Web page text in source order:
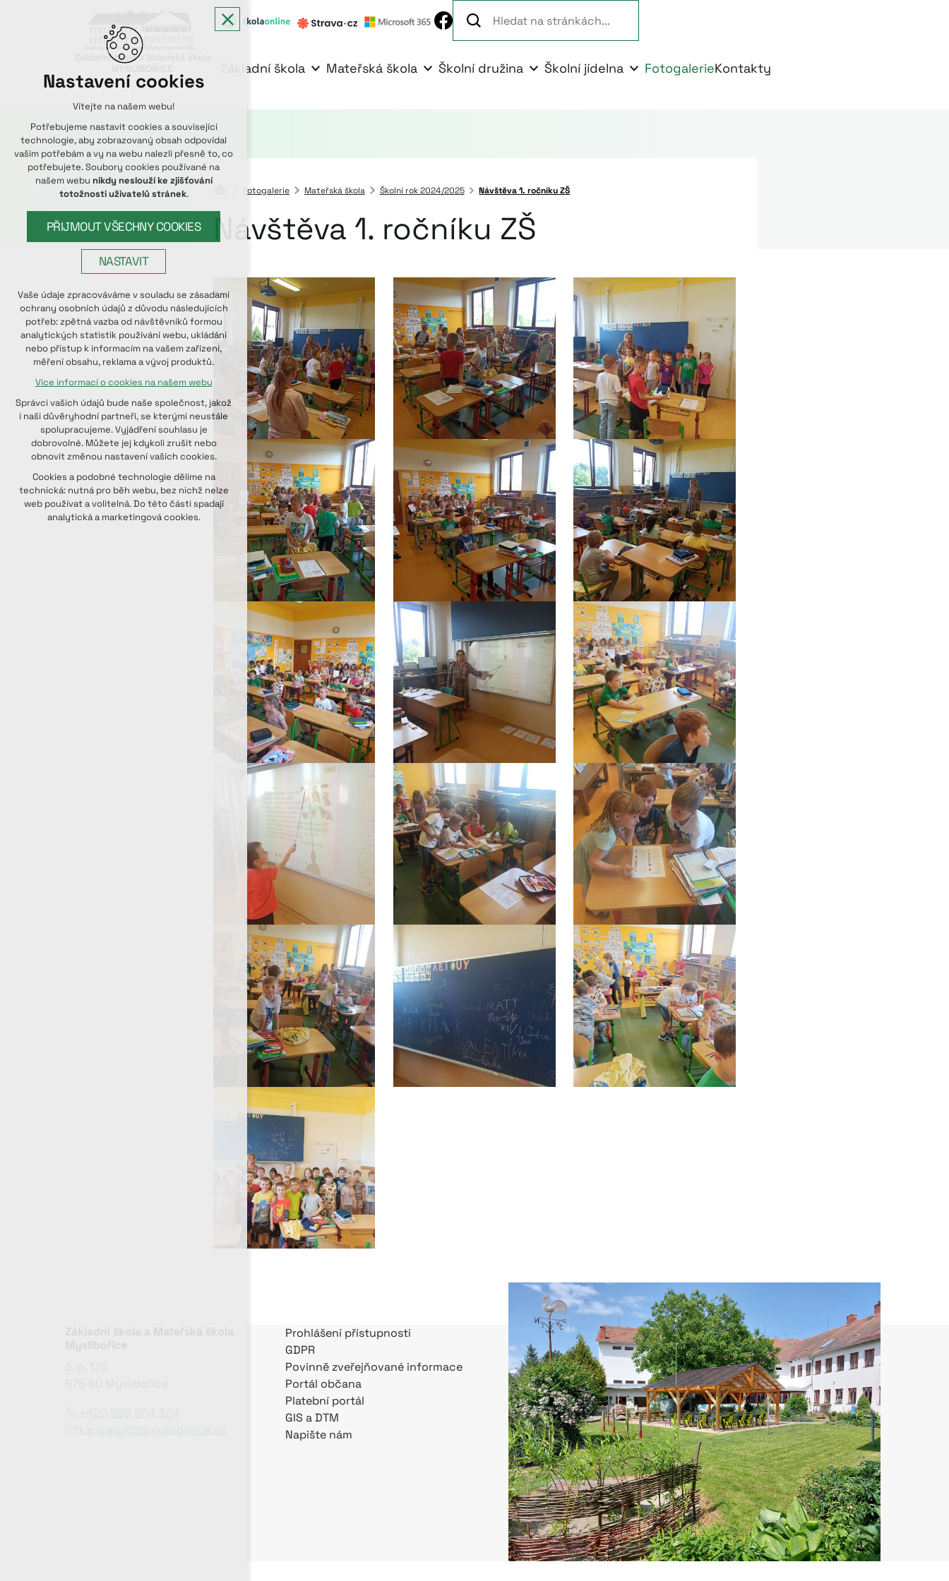
Základní škola Mateřská škola Školní družina Školní jídelna FotogalerieKontakty
Fotogalerie Mateřská škola Školní rok 2024/2025 Návštěva 1. ročníku ZŠ
Návštěva 1. ročníku ZŠ
Prohlášení přístupnosti
GDPR
Povinně zveřejňované informace
Portál občana
Platební portál
GIS a DTM
Napište nám
Nastavení cookies
Vítejte na našem webu!
Potřebujeme nastavit cookies a související
technologie, aby zobrazovaný obsah odpovídal
vašim potřebám a vy na webu nalezli přesně to, co
potřebujete. Soubory cookies používané na
našem webu nikdy neslouží ke zjišťování
totožnosti uživatelů stránek.
PŘIJMOUT VŠECHNY COOKIES
NASTAVIT
Technická cookies
nutná pro provozování webu
udržení kontextu stránek (session):
případná přihlášení, volby jazyka, apod.
Volitelná cookies
analytická pro anonymizované
vyhodnocení návštěvnosti
marketingová cookies (Google, Seznam,
Facebook)
Více informací o cookies na našem webu
PŘIJMOUT VŠECHNY COOKIES
ODMÍTNOUT VOLITELNÁ
Vaše údaje zpracováváme v souladu se zásadami
ochrany osobních údajů z důvodu následujících
potřeb: zpětná vazba od návštěvníků formou
analytických statistik používání webu, ukládání
nebo přístup k informacím na vašem zařízení,
měření obsahu, reklama a vývoj produktů.
Více informací o cookies na našem webu
Správci vašich údajů bude naše společnost, jakož
i naši důvěryhodní partneři, se kterými neustále
spolupracujeme. Vyjádření souhlasu je
dobrovolné. Můžete jej kdykoli zrušit nebo
obnovit změnou nastavení vašich cookies.
Cookies a podobné technologie dělíme na
technická: nutná pro běh webu, bez nichž nelze
web používat a volitelná. Do této části spadají
analytická a marketingová cookies.